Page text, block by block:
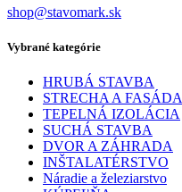
shop@stavomark.sk
Vybrané kategórie
HRUBÁ STAVBA
STRECHA A FASÁDA
TEPELNÁ IZOLÁCIA
SUCHÁ STAVBA
DVOR A ZÁHRADA
INŠTALATÉRSTVO
Náradie a železiarstvo